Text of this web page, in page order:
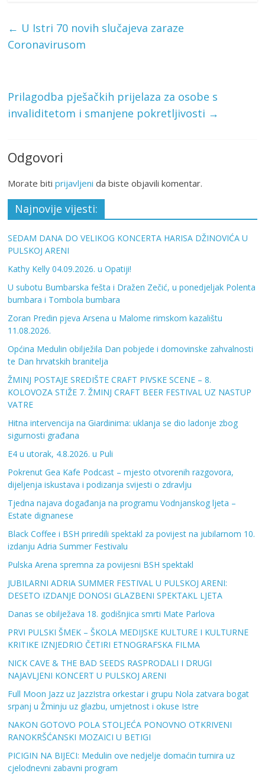
← U Istri 70 novih slučajeva zaraze
Coronavirusom
Prilagodba pješačkih prijelaza za osobe s
invaliditetom i smanjene pokretljivosti →
Odgovori
Morate bitiprijavljeni da biste objavili komentar.
Najnovije vijesti:
SEDAM DANA DO VELIKOG KONCERTA HARISA DŽINOVIĆA U
PULSKOJ ARENI
Kathy Kelly 04.09.2026. u Opatiji!
U subotu Bumbarska fešta i Dražen Zečić, u ponedjeljak Polenta
bumbara i Tombola bumbara
Zoran Predin pjeva Arsena u Malome rimskom kazalištu
11.08.2026.
Općina Medulin obilježila Dan pobjede i domovinske zahvalnosti
te Dan hrvatskih branitelja
ŽMINJ POSTAJE SREDIŠTE CRAFT PIVSKE SCENE – 8.
KOLOVOZA STIŽE 7. ŽMINJ CRAFT BEER FESTIVAL UZ NASTUP
VATRE
Hitna intervencija na Giardinima: uklanja se dio ladonje zbog
sigurnosti građana
E4 u utorak, 4.8.2026. u Puli
Pokrenut Gea Kafe Podcast – mjesto otvorenih razgovora,
dijeljenja iskustava i podizanja svijesti o zdravlju
Tjedna najava događanja na programu Vodnjanskog ljeta –
Estate dignanese
Black Coffee i BSH priredili spektakl za povijest na jubilarnom 10.
izdanju Adria Summer Festivalu
Pulska Arena spremna za povijesni BSH spektakl
JUBILARNI ADRIA SUMMER FESTIVAL U PULSKOJ ARENI:
DESETO IZDANJE DONOSI GLAZBENI SPEKTAKL LJETA
Danas se obilježava 18. godišnjica smrti Mate Parlova
PRVI PULSKI ŠMEK – ŠKOLA MEDIJSKE KULTURE I KULTURNE
KRITIKE IZNJEDRIO ČETIRI ETNOGRAFSKA FILMA
NICK CAVE & THE BAD SEEDS RASPRODALI I DRUGI
NAJAVLJENI KONCERT U PULSKOJ ARENI
Full Moon Jazz uz JazzIstra orkestar i grupu Nola zatvara bogat
srpanj u Žminju uz glazbu, umjetnost i okuse Istre
NAKON GOTOVO POLA STOLJEĆA PONOVNO OTKRIVENI
RANOKRŠĆANSKI MOZAICI U BETIGI
PICIGIN NA BIJECI: Medulin ove nedjelje domaćin turnira uz
cjelodnevni zabavni program